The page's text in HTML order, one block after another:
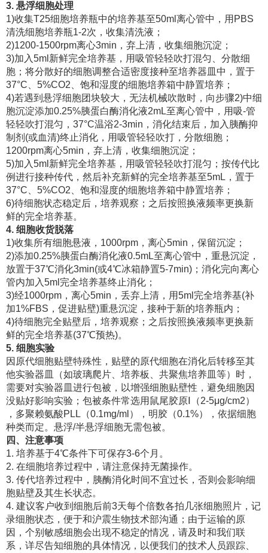
3. 悬浮细胞处理
1)收集T25细胞培养瓶中的培养基至50ml离心管中，用PBS
清洗细胞培养瓶1-2次，收集清洗液；
2)1200-1500rpm离心3min，弃上清，收集细胞沉淀；
3)加入5ml新鲜完全培养基，用吸管轻轻吹打混匀、分散细
胞；将分散好的细胞调整合适密度接种至培养器皿中，置于
37°C、5%CO2、饱和湿度的细胞培养箱中静置培养；
4)若遇到悬浮细胞团块较大，无法机械吹散时，向步骤2)中细
胞沉淀添加0.25%胰蛋白酶消化液2mL至离心管中，用吸-管
轻轻吹打混匀，37°C温浴2-3min，消化结束后，加入胰酶抑
制剂(或血清)终止消化，用吸管轻轻吹打，分散细胞；
1200rpm离心5min，弃上清，收集细胞沉淀；
5)加入5ml新鲜完全培养基，用吸管轻轻吹打混匀；按传代比
例进行接种传代，然后补充新鲜的完全培养基至5mL，置于
37°C、5%CO2、饱和湿度的细胞培养箱中静置培养；
6)待细胞状态稳定后，培养观察；之后按照换液频率更换新
鲜的完全培养基。
4. 细胞收货脱落
1)收集所有细胞悬液，1000rpm，离心5min，保留沉淀；
2)添加0.25%胰蛋白酶消化液0.5mL至离心管中，重悬沉淀，
放置于37℃消化3min(或4℃冰箱静置5-7min)；消化完向离心
管内加入5ml完全培养基终止消化；
3)经1000rpm，离心5min，丢弃上清，用5ml完全培养基(补
加1%FBS，促进贴壁)重悬沉淀，接种于新的培养瓶内；
4)待细胞完全贴壁后，培养观察；之后按照换液频率更换新
鲜的完全培养基(37℃预热)。
5. 细胞实验
因原代细胞贴壁特殊性，贴壁的原代细胞在消化后转移至其
他实验器皿（如玻璃爬片、培养板、共聚焦培养皿等）时，
需要对实验器皿进行包被，以增强细胞贴壁性，避免细胞因
没贴好影响实验；包被条件常选用鼠尾胶原Ⅰ（2-5μg/cm2）
，多聚赖氨酸PLL（0.1mg/ml），明胶（0.1%），依据细胞
种类而定。悬浮/半悬浮细胞无需包被。
四、注意事项
1. 培养基于4℃条件下可保存3-6个月。
2. 在细胞培养过程中，请注意保持无菌操作。
3. 传代培养过程中，胰酶消化时间不宜过长，否则会影响细
胞贴壁及其生长状态。
4. 建议客户收到细胞后前3天每个倍数各拍几张细胞照片，记
录细胞状态，便于和沪震生物技术部沟通；由于运输的原
因，个别敏感细胞会出现不稳定的情况，请及时和我们联
系，详尽告知细胞的具体情况，以便我们的技术人员跟踪、